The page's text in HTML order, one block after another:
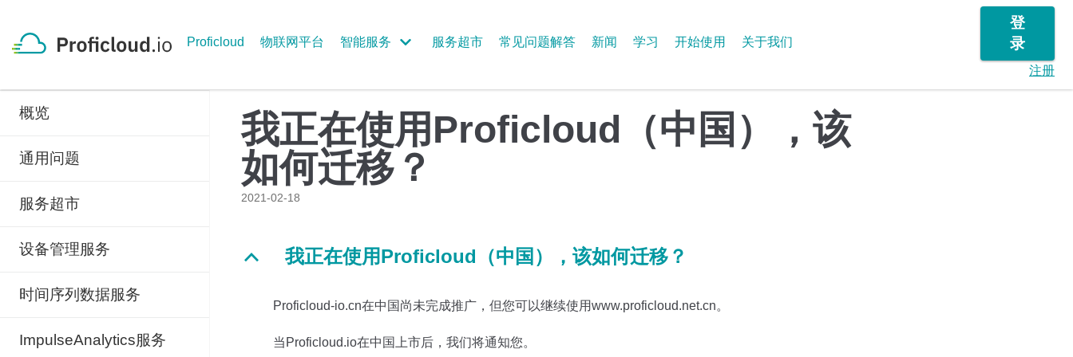
to
Proficloud 物联网平台 智能服务 服务超市 常见问题解答 新闻 学习 开始使用 关于我们
登
录
注册
概览
通用问题
服务超市
设备管理服务
时间序列数据服务
ImpulseAnalytics服务
我正在使用Proficloud（中国），该
如何迁移？
2021-02-18
B 我正在使用Proficloud（中国），该如何迁移？
Proficloud-io.cn在中国尚未完成推广，但您可以继续使用www.proficloud.net.cn。
当Proficloud.io在中国上市后，我们将通知您。